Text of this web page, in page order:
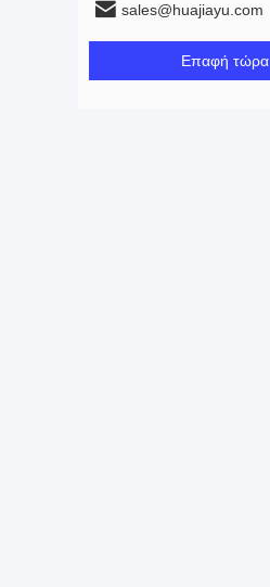
sales@huajiayu.com
Επαφή τώρα